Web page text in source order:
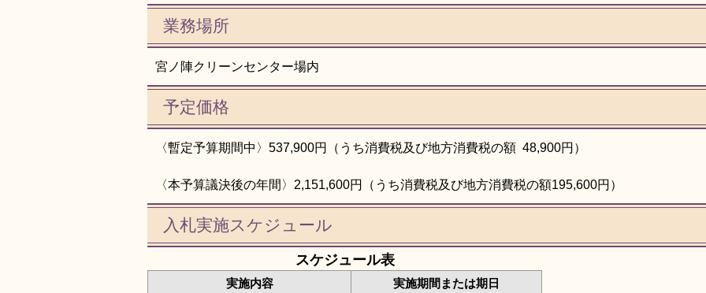
業務場所
宮ノ陣クリーンセンター場内
予定価格
〈暫定予算期間中〉537,900円（うち消費税及び地方消費税の額 48,900円）
〈本予算議決後の年間〉2,151,600円（うち消費税及び地方消費税の額195,600円）
入札実施スケジュール
スケジュール表
実施内容
実施期間または期日